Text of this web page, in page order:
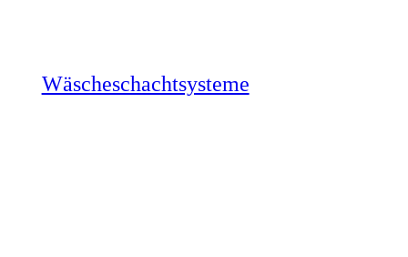
Wäscheschachtsysteme